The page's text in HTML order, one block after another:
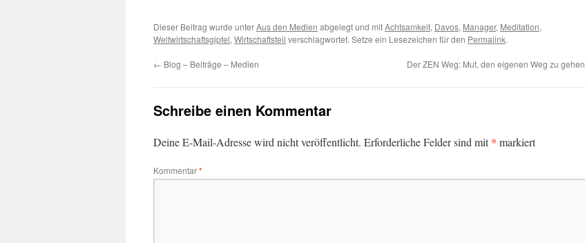
Dieser Beitrag wurde unterAus den Medien abgelegt und mitAchtsamkeit, Davos, Manager, Meditation,
Weltwirtschaftsgipfel, Wirtschaftsteil verschlagwortet. Setze ein Lesezeichen für den Permalink.
← Blog – Beiträge – Medien Der ZEN Weg: Mut, den eigenen Weg zu gehen
Schreibe einen Kommentar
Deine E-Mail-Adresse wird nicht veröffentlicht. Erforderliche Felder sind mit* markiert
Kommentar*